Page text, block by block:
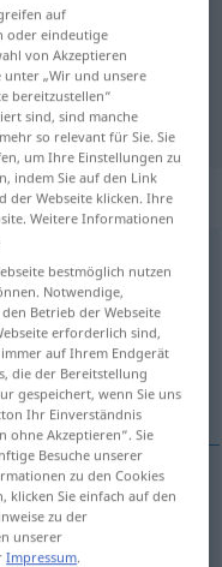
antippen)
auf
oder eindeutige
von Akzeptieren
„Wir und unsere
bereitzustellen“
sind, sind manche
so relevant für Sie. Sie
um Ihre Einstellungen zu
indem Sie auf den Link
der Webseite klicken. Ihre
Weitere Informationen
bestmöglich nutzen
Notwendige,
Betrieb der Webseite
erforderlich sind,
auf Ihrem Endgerät
die der Bereitstellung
gespeichert, wenn Sie uns
Ihr Einverständnis
ohne Akzeptieren“. Sie
Besuche unserer
zu den Cookies
klicken Sie einfach auf den
zu der
unserer
Impressum.